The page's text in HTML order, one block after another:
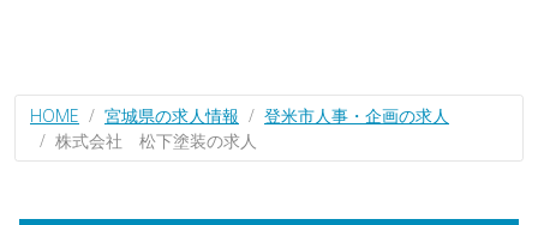
HOME 宮城県の求人情報
登米市人事・企画の求人
株式会社 松下塗装の求人